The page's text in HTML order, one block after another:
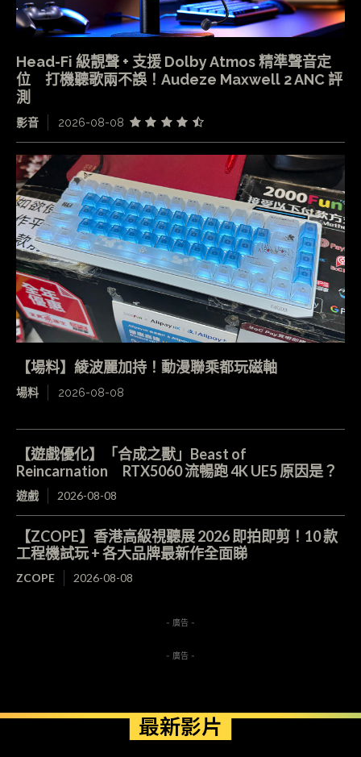
Head-Fi 級靚聲 + 支援 Dolby Atmos 精準聲音定
位 打機聽歌兩不誤！Audeze Maxwell 2 ANC 評
測
影音 2026-08-08
【場料】綾波麗加持！動漫聯乘都玩磁軸
場料 2026-08-08
【遊戲優化】「合成之獸」Beast of
Reincarnation RTX5060 流暢跑 4K UE5 原因是？
遊戲 2026-08-08
【ZCOPE】香港高級視聽展 2026 即拍即剪！10 款
工程機試玩 + 各大品牌最新作全面睇
ZCOPE 2026-08-08
- 廣告 -
- 廣告 -
最新影片